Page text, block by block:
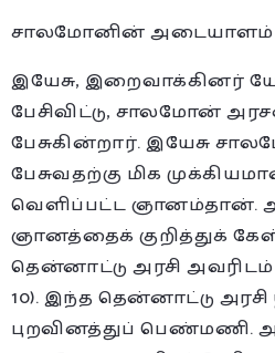
சாலமோனின் அடையாளம்
இயேசு, இறைவாக்கினர்
பேசிவிட்டு, சாலமோன்
பேசுகின்றார். இயேசு
பேசுவதற்கு மிக
வெளிப்பட்ட ஞானம்தான்.
ஞானத்தைக் குறித்துக்
தென்னாட்டு அரசி
10). இந்த தென்னாட்டு அரசி
புறவினத்துப் பெண்மணி.